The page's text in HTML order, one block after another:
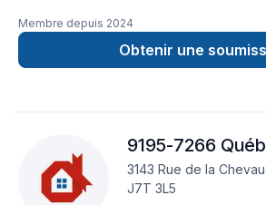
Entreprise familliale Expertise élevé dans la gestion de
mauvaise surprise sur le coût des
Membre depuis 2024
Obtenir une
9195-7266
3143 Rue de la
J7T 3L5